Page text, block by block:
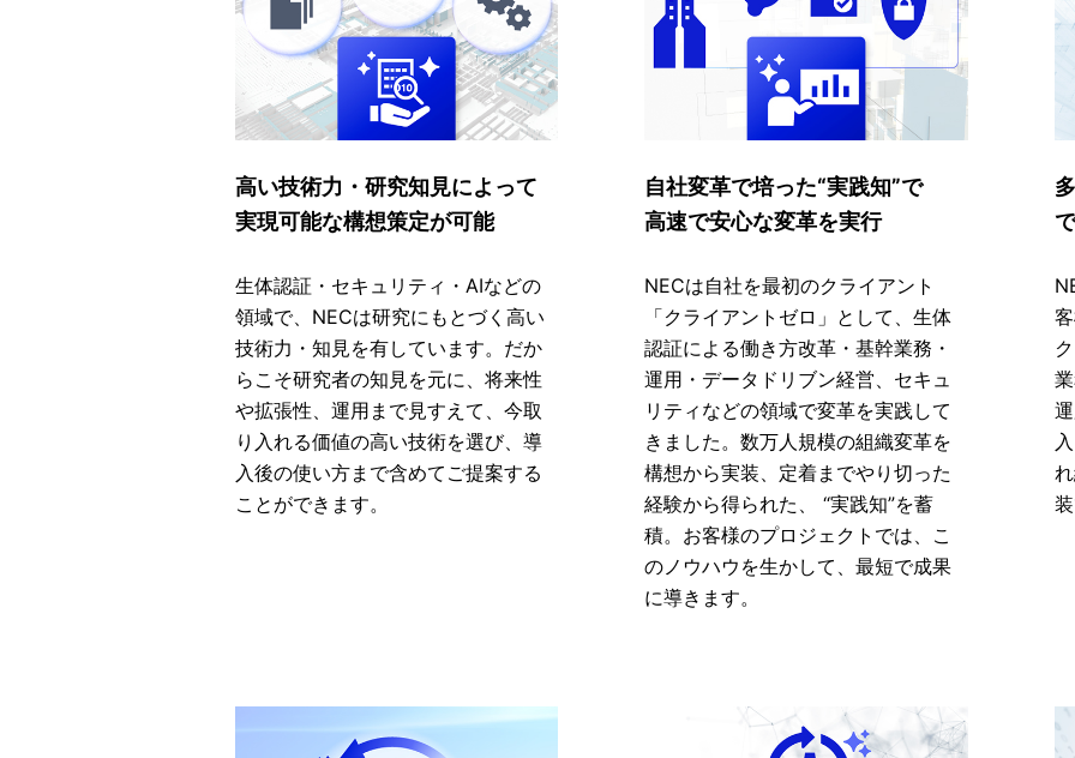
高い技術力・研究知見によって
実現可能な構想策定が可能
生体認証・セキュリティ・AIなどの
領域で、NECは研究にもとづく高い
技術力・知見を有しています。だか
らこそ研究者の知見を元に、将来性
や拡張性、運用まで見すえて、今取
り入れる価値の高い技術を選び、導
入後の使い方まで含めてご提案する
ことができます。
自社変革で培った“実践知”で
高速で安心な変革を実行
NECは自社を最初のクライアント
「クライアントゼロ」として、生体
認証による働き方改革・基幹業務・
運用・データドリブン経営、セキュ
リティなどの領域で変革を実践して
きました。数万人規模の組織変革を
構想から実装、定着までやり切った
経験から得られた、 “実践知”を蓄
積。お客様のプロジェクトでは、こ
のノウハウを生かして、最短で成果
に導きます。